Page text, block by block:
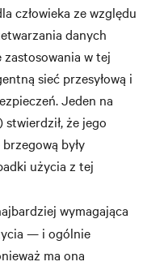
człowieka ze względu
danych
zastosowania w tej
sieć przesyłową i
Jeden na
że jego
były
użycia z tej
wymagająca
— i ogólnie
ma ona